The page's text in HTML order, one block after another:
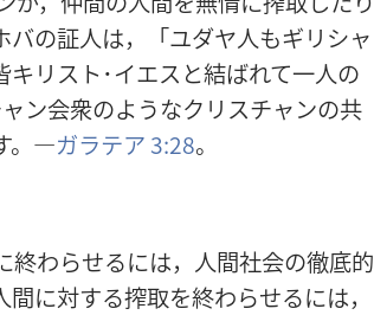
の証人は，「ユダヤ人もギリシャ
リスト･イエスと結ばれて一人の
ン会衆のようなクリスチャンの共
。―ガラテア 3:28。
終わらせるには，人間社会の徹底的
に対する搾取を終わらせるには，